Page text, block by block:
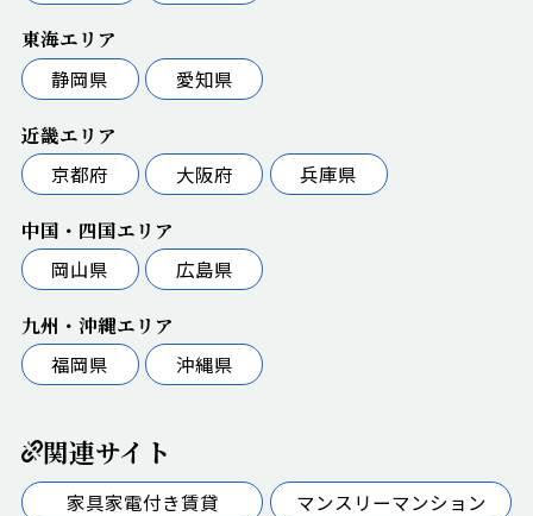
東海エリア
静岡県
愛知県
近畿エリア
京都府
大阪府 兵庫県
中国・四国エリア
岡山県
広島県
九州・沖縄エリア
福岡県
沖縄県
関連サイト
家具家電付き賃貸
マンスリーマンション